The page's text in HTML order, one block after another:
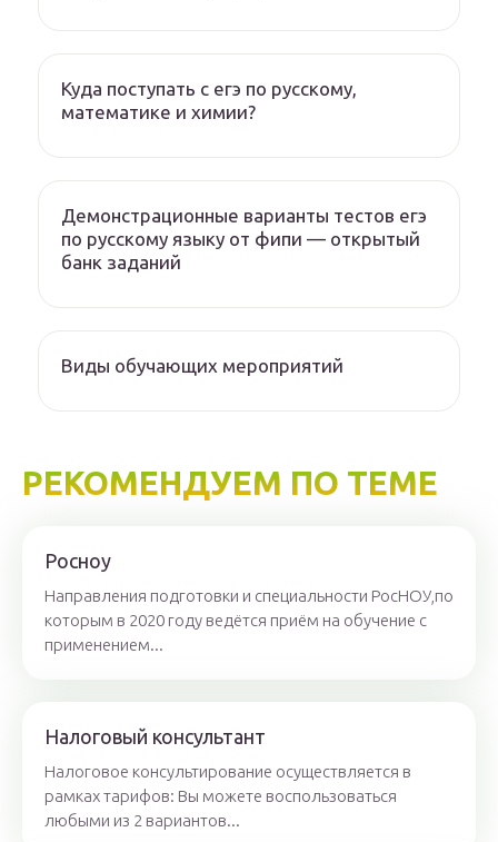
Куда поступать с егэ по русскому,
математике и химии?
Демонстрационные варианты тестов егэ
по русскому языку от фипи — открытый
банк заданий
Виды обучающих мероприятий
РЕКОМЕНДУЕМ ПО ТЕМЕ
Росноу
Направления подготовки и специальности РосНОУ,по
которым в 2020 году ведётся приём на обучение с
применением...
Налоговый консультант
Налоговое консультирование осуществляется в
рамках тарифов: Вы можете воспользоваться
любыми из 2 вариантов...